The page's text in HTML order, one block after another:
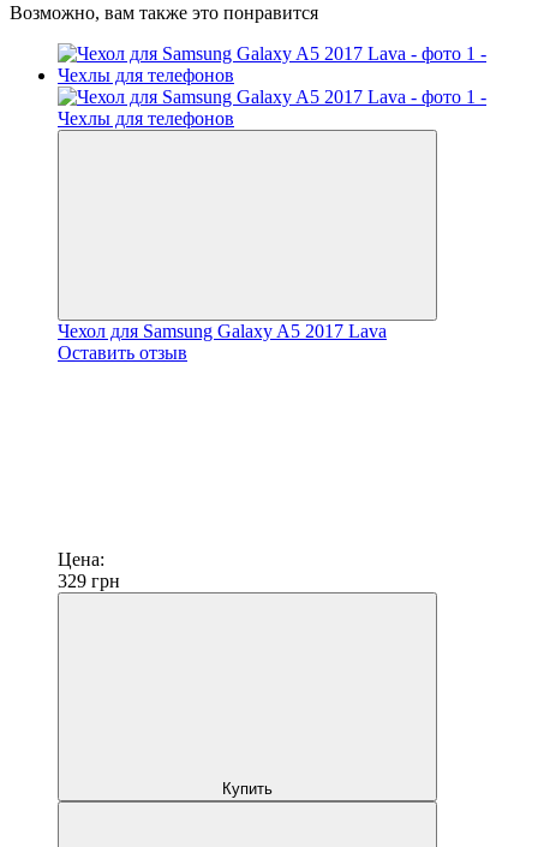
Возможно, вам также это понравится
Чехол для Samsung Galaxy A5 2017 Lava
Оставить отзыв
Цена:
329 грн
Купить